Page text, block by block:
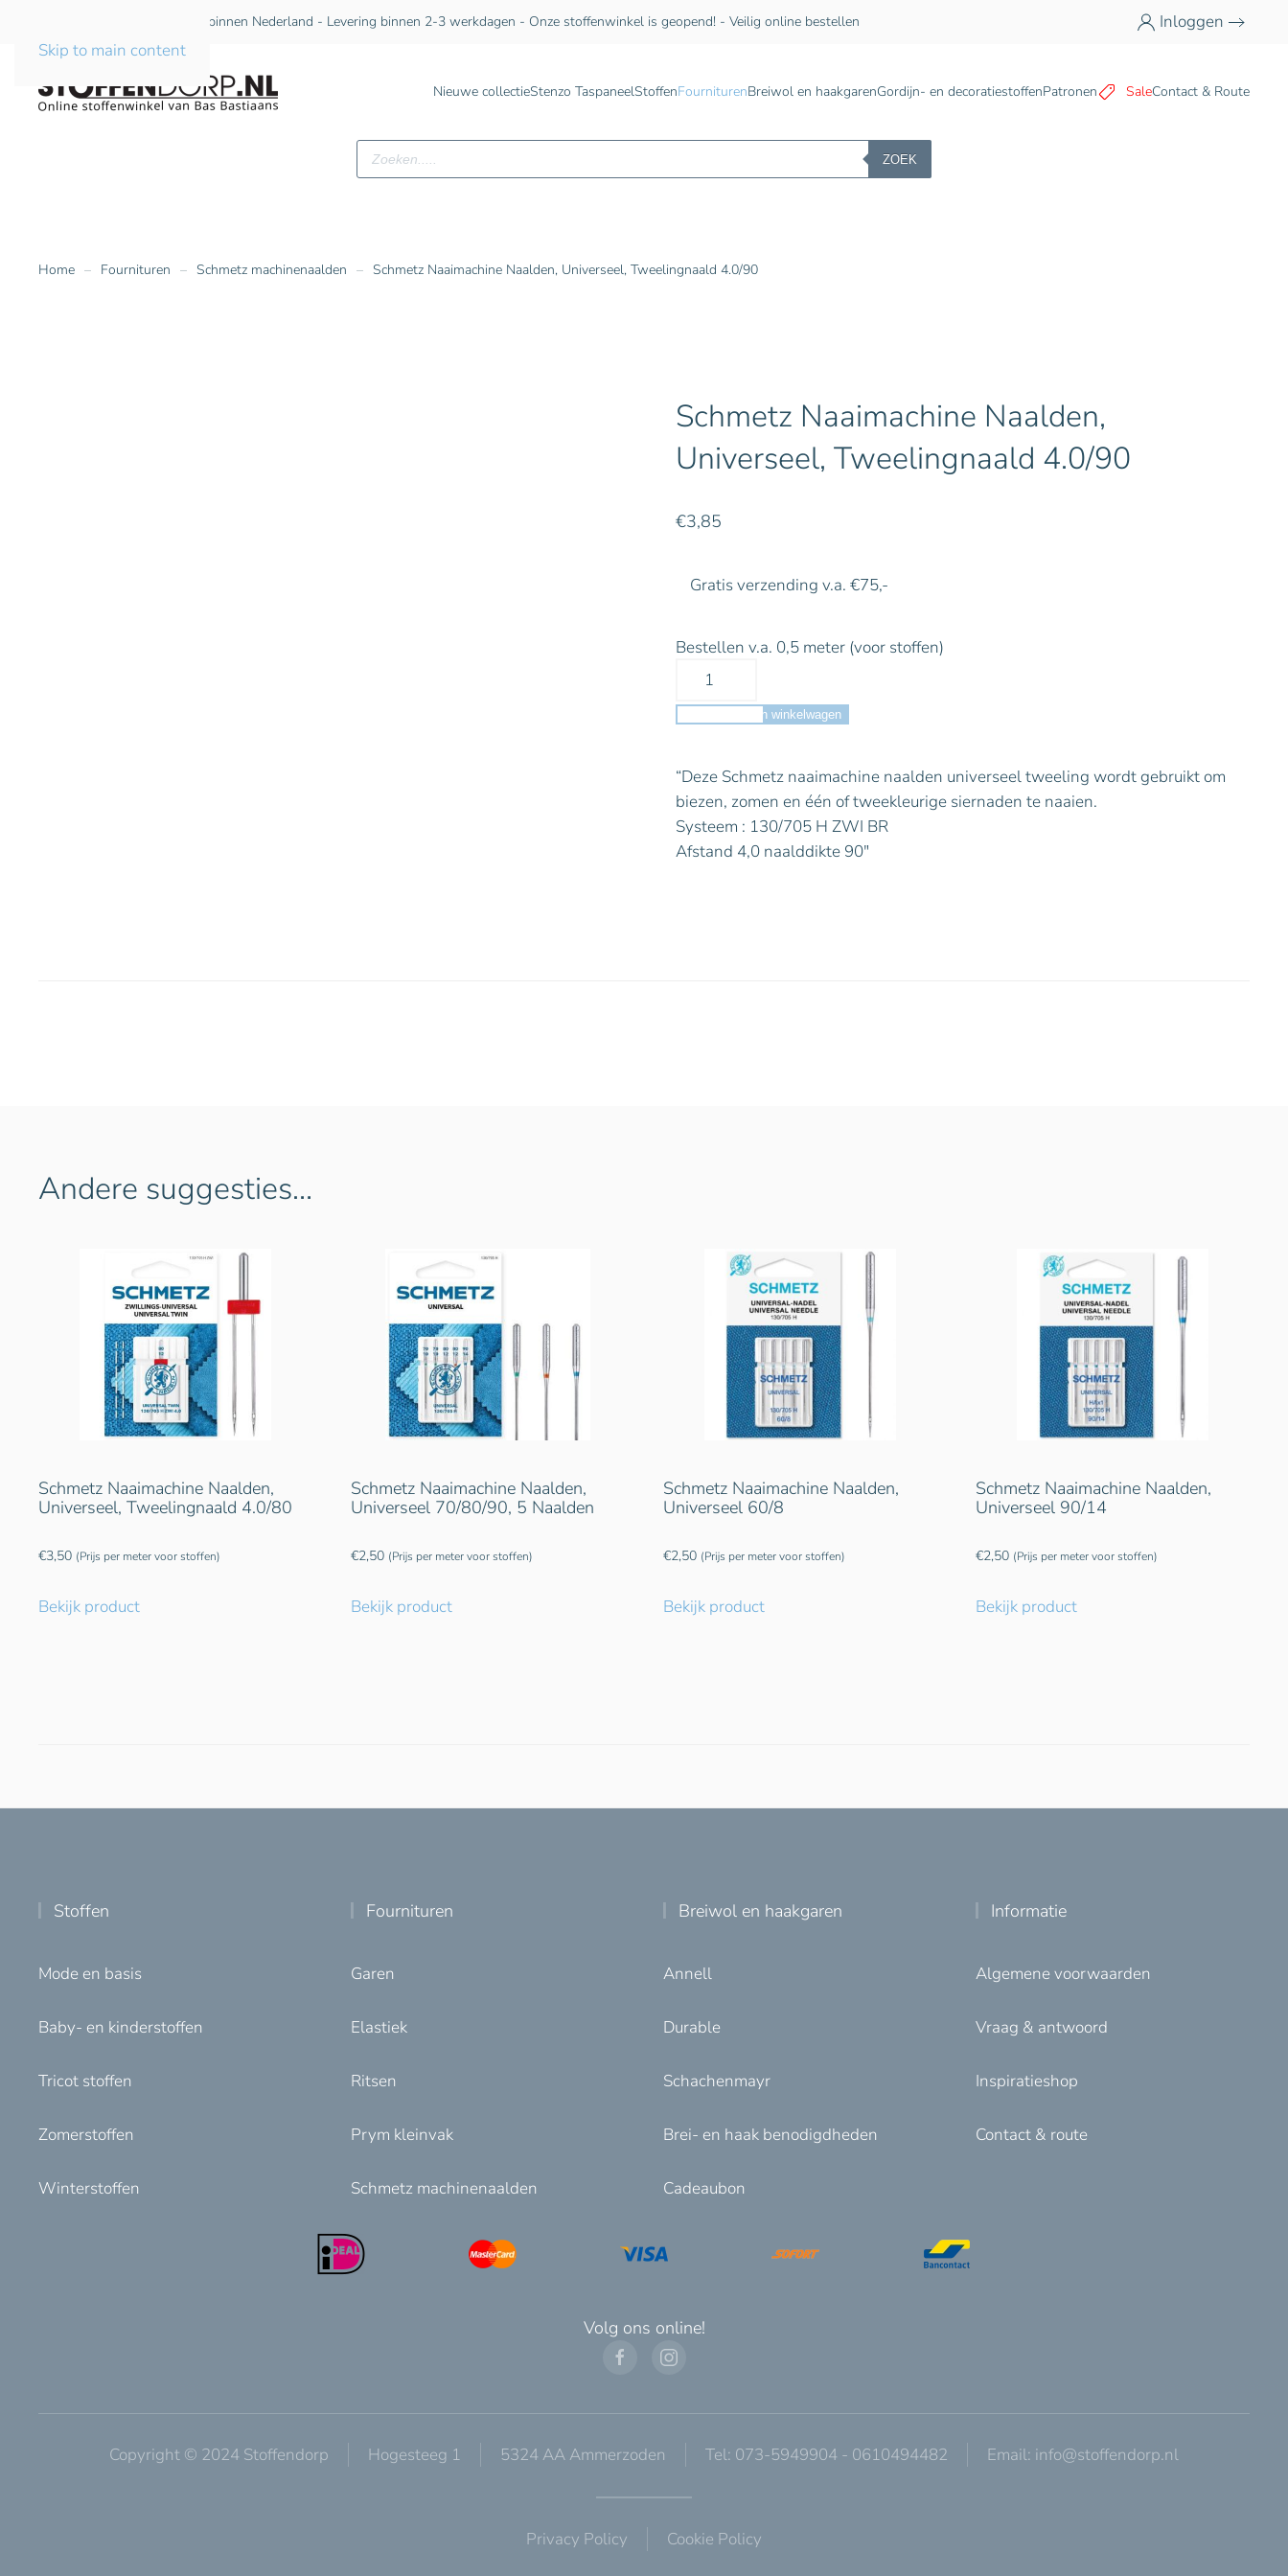
Skip to main content
Gratis verzending vanaf €75 binnen Nederland - Levering binnen 2-3 werkdagen - Onze stoffenwinkel is geopend! - Veilig online bestellen Inloggen
Nieuwe collectieStenzo TaspaneelStoffenFourniturenBreiwol en haakgarenGordijn- en decoratiestoffenPatronen SaleContact & Route
Producten
zoeken
ZOEK
Home Fournituren Schmetz machinenaalden Schmetz Naaimachine Naalden, Universeel, Tweelingnaald 4.0/90
Schmetz Naaimachine Naalden,
Universeel, Tweelingnaald 4.0/90
€3,85
Gratis verzending v.a. €75,-
Bestellen v.a. 0,5 meter (voor stoffen)
Toevoegen aan winkelwagen
“Deze Schmetz naaimachine naalden universeel tweeling wordt gebruikt om
biezen, zomen en één of tweekleurige siernaden te naaien.
Systeem : 130/705 H ZWI BR
Afstand 4,0 naalddikte 90″
Andere suggesties…
Schmetz Naaimachine Naalden,
Universeel, Tweelingnaald 4.0/80
€3,50 (Prijs per meter voor stoffen)
Bekijk product
Schmetz Naaimachine Naalden,
Universeel 70/80/90, 5 Naalden
€2,50 (Prijs per meter voor stoffen)
Bekijk product
Schmetz Naaimachine Naalden,
Universeel 60/8
€2,50 (Prijs per meter voor stoffen)
Bekijk product
Schmetz Naaimachine Naalden,
Universeel 90/14
€2,50 (Prijs per meter voor stoffen)
Bekijk product
Stoffen
Mode en basis
Baby- en kinderstoffen
Tricot stoffen
Zomerstoffen
Winterstoffen
Fournituren
Garen
Elastiek
Ritsen
Prym kleinvak
Schmetz machinenaalden
Breiwol en haakgaren
Annell
Durable
Schachenmayr
Brei- en haak benodigdheden
Cadeaubon
Informatie
Algemene voorwaarden
Vraag & antwoord
Inspiratieshop
Contact & route
Volg ons online!
Copyright © 2024 Stoffendorp Hogesteeg 1 5324 AA Ammerzoden Tel: 073-5949904 - 0610494482 Email: info@stoffendorp.nl
Privacy Policy Cookie Policy